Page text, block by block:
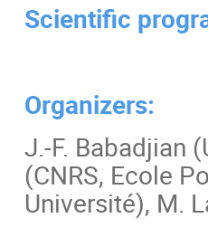
Scientific
Organizers:
J.-F. Babadjian
(CNRS, Ecole
Université), M.